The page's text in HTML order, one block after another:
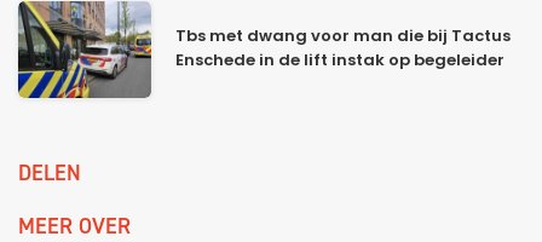
Tbs met dwang voor man die bij Tactus
Enschede in de lift instak op begeleider
DELEN
MEER OVER